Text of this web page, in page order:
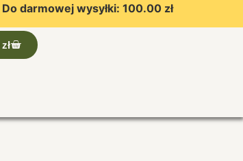
Do darmowej wysyłki: 100.00 zł
zł